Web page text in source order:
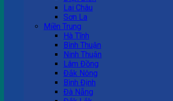
Lai Châu
Sơn La
Miền Trung
Hà Tĩnh
Bình Thuận
Ninh Thuận
Lâm Đồng
Đắk Nông
Bình Định
Đà Nẵng